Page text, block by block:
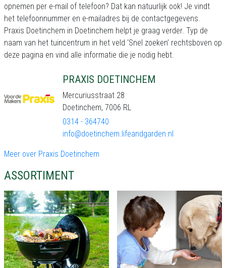
opnemen per e-mail of telefoon? Dat kan natuurlijk ook! Je vindt
het telefoonnummer en e-mailadres bij de contactgegevens.
Praxis Doetinchem in Doetinchem helpt je graag verder. Typ de
naam van het tuincentrum in het veld ‘Snel zoeken’ rechtsboven op
deze pagina en vind alle informatie die je nodig hebt.
PRAXIS DOETINCHEM
Mercuriusstraat 28
Doetinchem, 7006 RL
0314 - 364740
info@doetinchem.lifeandgarden.nl
Meer over Praxis Doetinchem
ASSORTIMENT